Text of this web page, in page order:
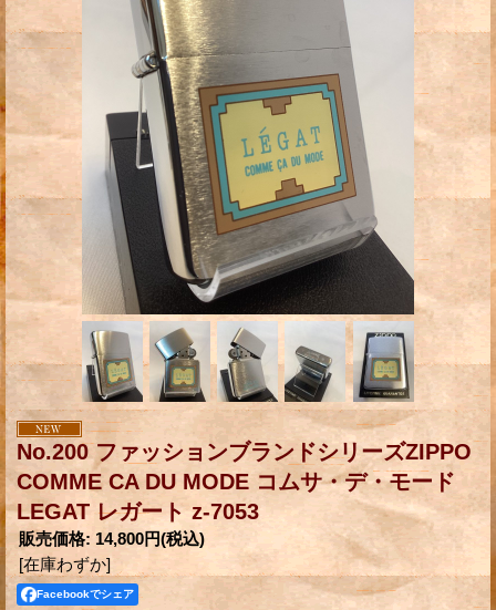
No.200 ファッションブランドシリーズZIPPO
COMME CA DU MODE コムサ・デ・モード
LEGAT レガート z-7053
販売価格: 14,800円(税込)
[在庫わずか]
Facebookでシェア